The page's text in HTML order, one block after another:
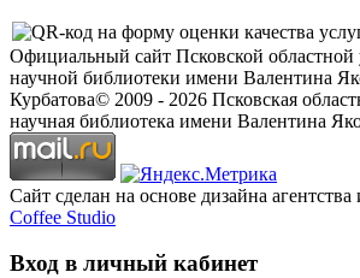
Официальный сайт Псковской областной
научной библиотеки имени Валентина
Курбатова© 2009 - 2026 Псковская
научная библиотека имени Валентина
Сайт сделан на основе дизайна
Coffee Studio
Вход в личный кабинет